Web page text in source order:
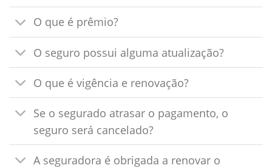
O que é prêmio?
O seguro possui alguma atualização?
O que é vigência e renovação?
Se o segurado atrasar o pagamento, o
seguro será cancelado?
A seguradora é obrigada a renovar o